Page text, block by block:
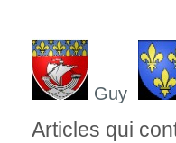
Guy
Articles qui